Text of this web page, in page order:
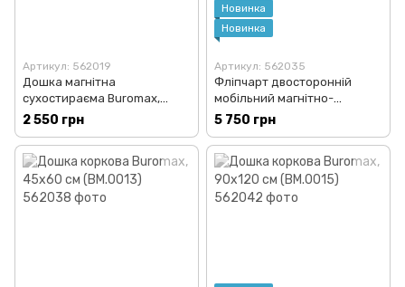
Артикул: 562019
Дошка магнітна
сухостираєма Buromax,
100х150 см (BM.0041)
2 550 грн
Новинка
Новинка
Артикул: 562035
Фліпчарт двосторонній
мобільний магнітно-
маркерний Buromax 90х150
см (BM.0202)
5 750 грн